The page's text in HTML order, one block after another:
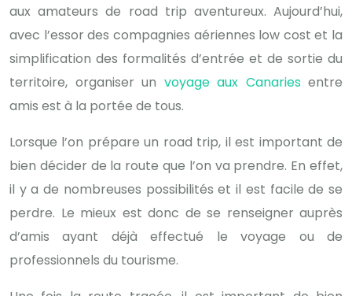
aux amateurs de road trip aventureux. Aujourd’hui,
avec l’essor des compagnies aériennes low cost et la
simplification des formalités d’entrée et de sortie du
territoire, organiser un voyage aux Canariesentre
amis est à la portée de tous.
Lorsque l’on prépare un road trip, il est important de
bien décider de la route que l’on va prendre. En effet,
il y a de nombreuses possibilités et il est facile de se
perdre. Le mieux est donc de se renseigner auprès
d’amis ayant déjà effectué le voyage ou de
professionnels du tourisme.